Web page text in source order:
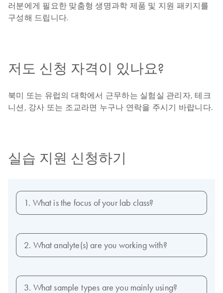
러분에게 필요한 맞춤형 생명과학 제품 및 지원 패키지를
구성해 드립니다.
저도 신청 자격이 있나요?
북미 또는 유럽의 대학에서 근무하는 실험실 관리자, 테크
니션, 강사 또는 조교라면 누구나 연락을 주시기 바랍니다.
실습 지원 신청하기